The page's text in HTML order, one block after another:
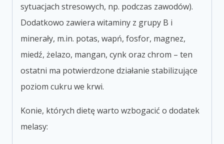
sytuacjach stresowych, np. podczas zawodów).
Dodatkowo zawiera witaminy z grupy B i
minerały, m.in. potas, wapń, fosfor, magnez,
miedź, żelazo, mangan, cynk oraz chrom – ten
ostatni ma potwierdzone działanie stabilizujące
poziom cukru we krwi.
Konie, których dietę warto wzbogacić o dodatek
melasy: